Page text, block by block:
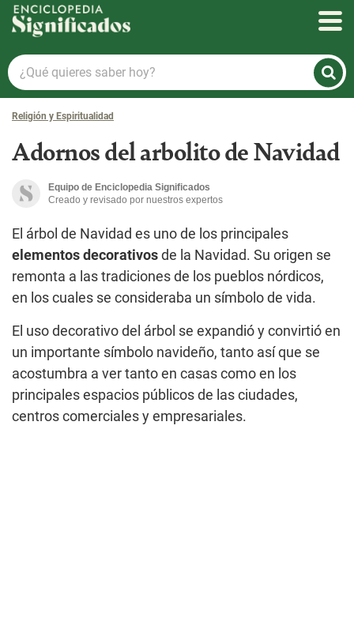
Enciclopedia Significados
¿Qué
quieres
saber
hoy?
Religión y Espiritualidad
Adornos del arbolito de Navidad
Equipo de Enciclopedia Significados
Creado y revisado por nuestros expertos
El árbol de Navidad es uno de los principales
elementos decorativos de la Navidad. Su origen se
remonta a las tradiciones de los pueblos nórdicos,
en los cuales se consideraba un símbolo de vida.
El uso decorativo del árbol se expandió y convirtió en
un importante símbolo navideño, tanto así que se
acostumbra a ver tanto en casas como en los
principales espacios públicos de las ciudades,
centros comerciales y empresariales.